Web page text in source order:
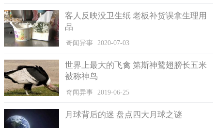
客人反映没卫生纸 老板补货误拿生理用
品
奇闻异事 2020-07-03
世界上最大的飞禽 第斯神鹫翅膀长五米
被称神鸟
奇闻异事 2019-06-25
月球背后的迷 盘点四大月球之谜